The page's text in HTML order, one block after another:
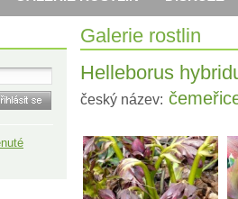
Galerie rostlin
Helleborus
český název: